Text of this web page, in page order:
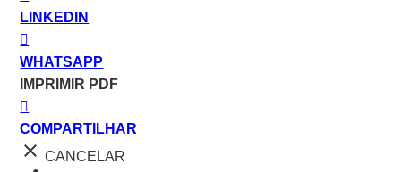
LINKEDIN
WHATSAPP
IMPRIMIR PDF
COMPARTILHAR
close CANCELAR